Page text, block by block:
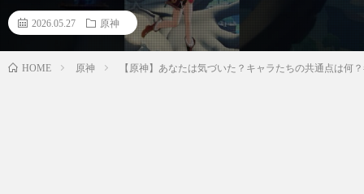
2026.05.27 原神
HOME 原神 【原神】あなたは気づいた？キャラたちの共通点は何